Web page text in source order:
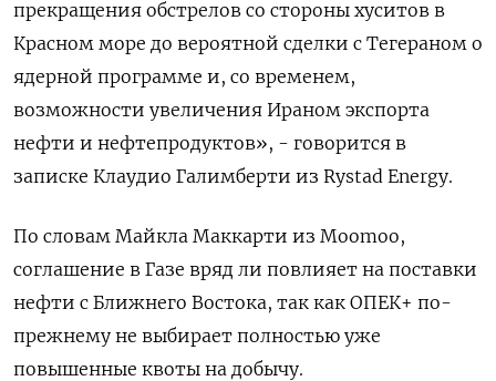
прекращения обстрелов со стороны хуситов в
Красном море до вероятной сделки с Тегераном о
ядерной программе и, со временем,
возможности увеличения Ираном экспорта
нефти и нефтепродуктов», - говорится в
записке Клаудио Галимберти из Rystad Energy.
По словам Майкла Маккарти из Moomoo,
соглашение в Газе вряд ли повлияет на поставки
нефти с Ближнего Востока, так как ОПЕК+ по-
прежнему не выбирает полностью уже
повышенные квоты на добычу.